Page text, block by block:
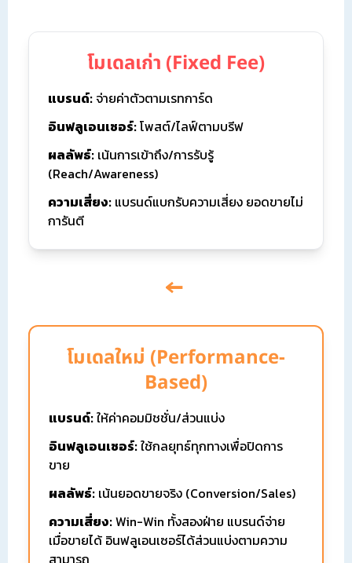
โมเดลเก่า (Fixed Fee)
แบรนด์:จ่ายค่าตัวตามเรทการ์ด
อินฟลูเอนเซอร์:โพสต์/ไลฟ์ตามบรีฟ
ผลลัพธ์: เน้นการเข้าถึง/การรับรู้
(Reach/Awareness)
ความเสี่ยง: แบรนด์แบกรับความเสี่ยง ยอดขายไม่
การันตี
↓
โมเดลใหม่ (Performance-
Based)
แบรนด์:ให้ค่าคอมมิชชั่น/ส่วนแบ่ง
อินฟลูเอนเซอร์:ใช้กลยุทธ์ทุกทางเพื่อปิดการ
ขาย
ผลลัพธ์: เน้นยอดขายจริง (Conversion/Sales)
ความเสี่ยง:Win-Win ทั้งสองฝ่าย แบรนด์จ่าย
เมื่อขายได้ อินฟลูเอนเซอร์ได้ส่วนแบ่งตามความ
สามารถ